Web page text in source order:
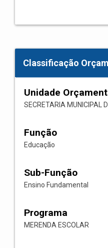
Classificação
Unidade
SECRETARIA MUNICIPAL
Função
Educação
Sub-Função
Ensino Fundamental
Programa
MERENDA ESCOLAR